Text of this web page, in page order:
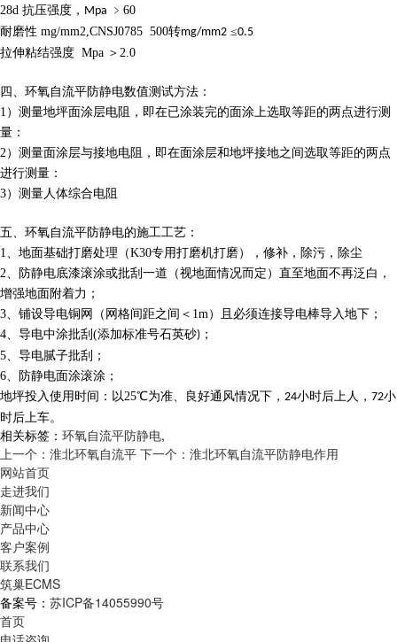
28d 抗压强度， Mpa ﹥ 60
耐磨性 mg/mm2,CNSJ0785 500转mg/mm2 ≤0.5
拉伸粘结强度 Mpa ＞ 2.0
四、 环氧自流平防静电数值测试方法：
1 ）测量地坪面涂层电阻，即在已涂装完的面涂上选取等距的两点进行测
量：
2）测量面涂层与接地电阻，即在面涂层和地坪接地之间选取等距的两点
进行测量：
3）测量人体综合电阻
五、 环氧自流平防静电的施工工艺：
1、 地面基础打磨处理（K30专用打磨机打磨），修补，除污，除尘
2、
防静电底漆滚涂或批刮一道（视地面情况而定）直至地面不再泛白，
增强地面附着力；
3、 铺设导电铜网（网格间距之间＜ 1m）且必须连接导电棒导入地下；
4、 导电中涂批刮 (添加标准号石英砂) ；
5、 导电腻子批刮；
6、
防静电面涂滚涂；
地坪投入使用时间：以25℃为准、良好通风情况下， 24小时后上人， 72小
时后上车。
相关标签： 环氧自流平防静电,
上一个：淮北环氧自流平 下一个：淮北环氧自流平防静电作用
网站首页
走进我们
新闻中心
产品中心
客户案例
联系我们
筑巢ECMS
备案号： 苏ICP备14055990号
首页